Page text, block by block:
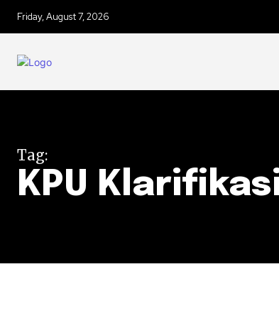
Friday, August 7, 2026
Tag:
KPU